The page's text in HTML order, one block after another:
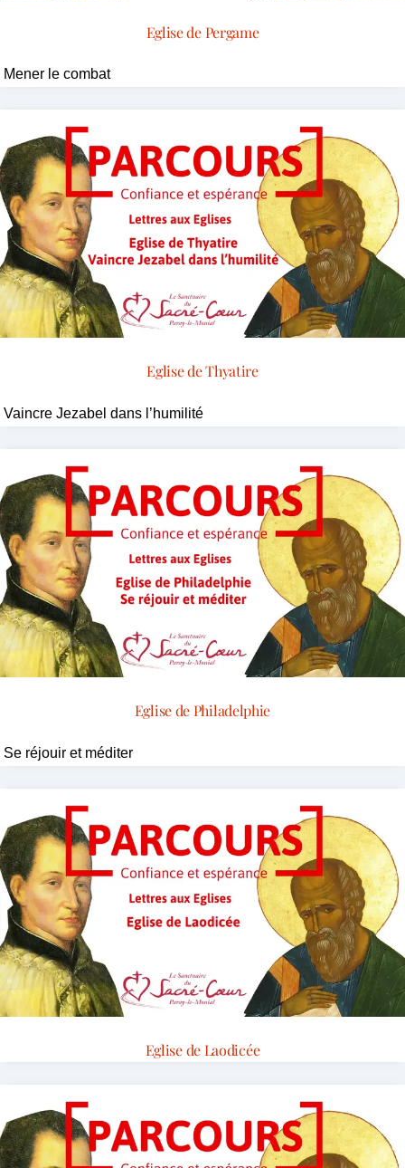
Eglise de Pergame
Mener le combat
Eglise de Thyatire
Vaincre Jezabel dans l’humilité
Eglise de Philadelphie
Se réjouir et méditer
Eglise de Laodicée